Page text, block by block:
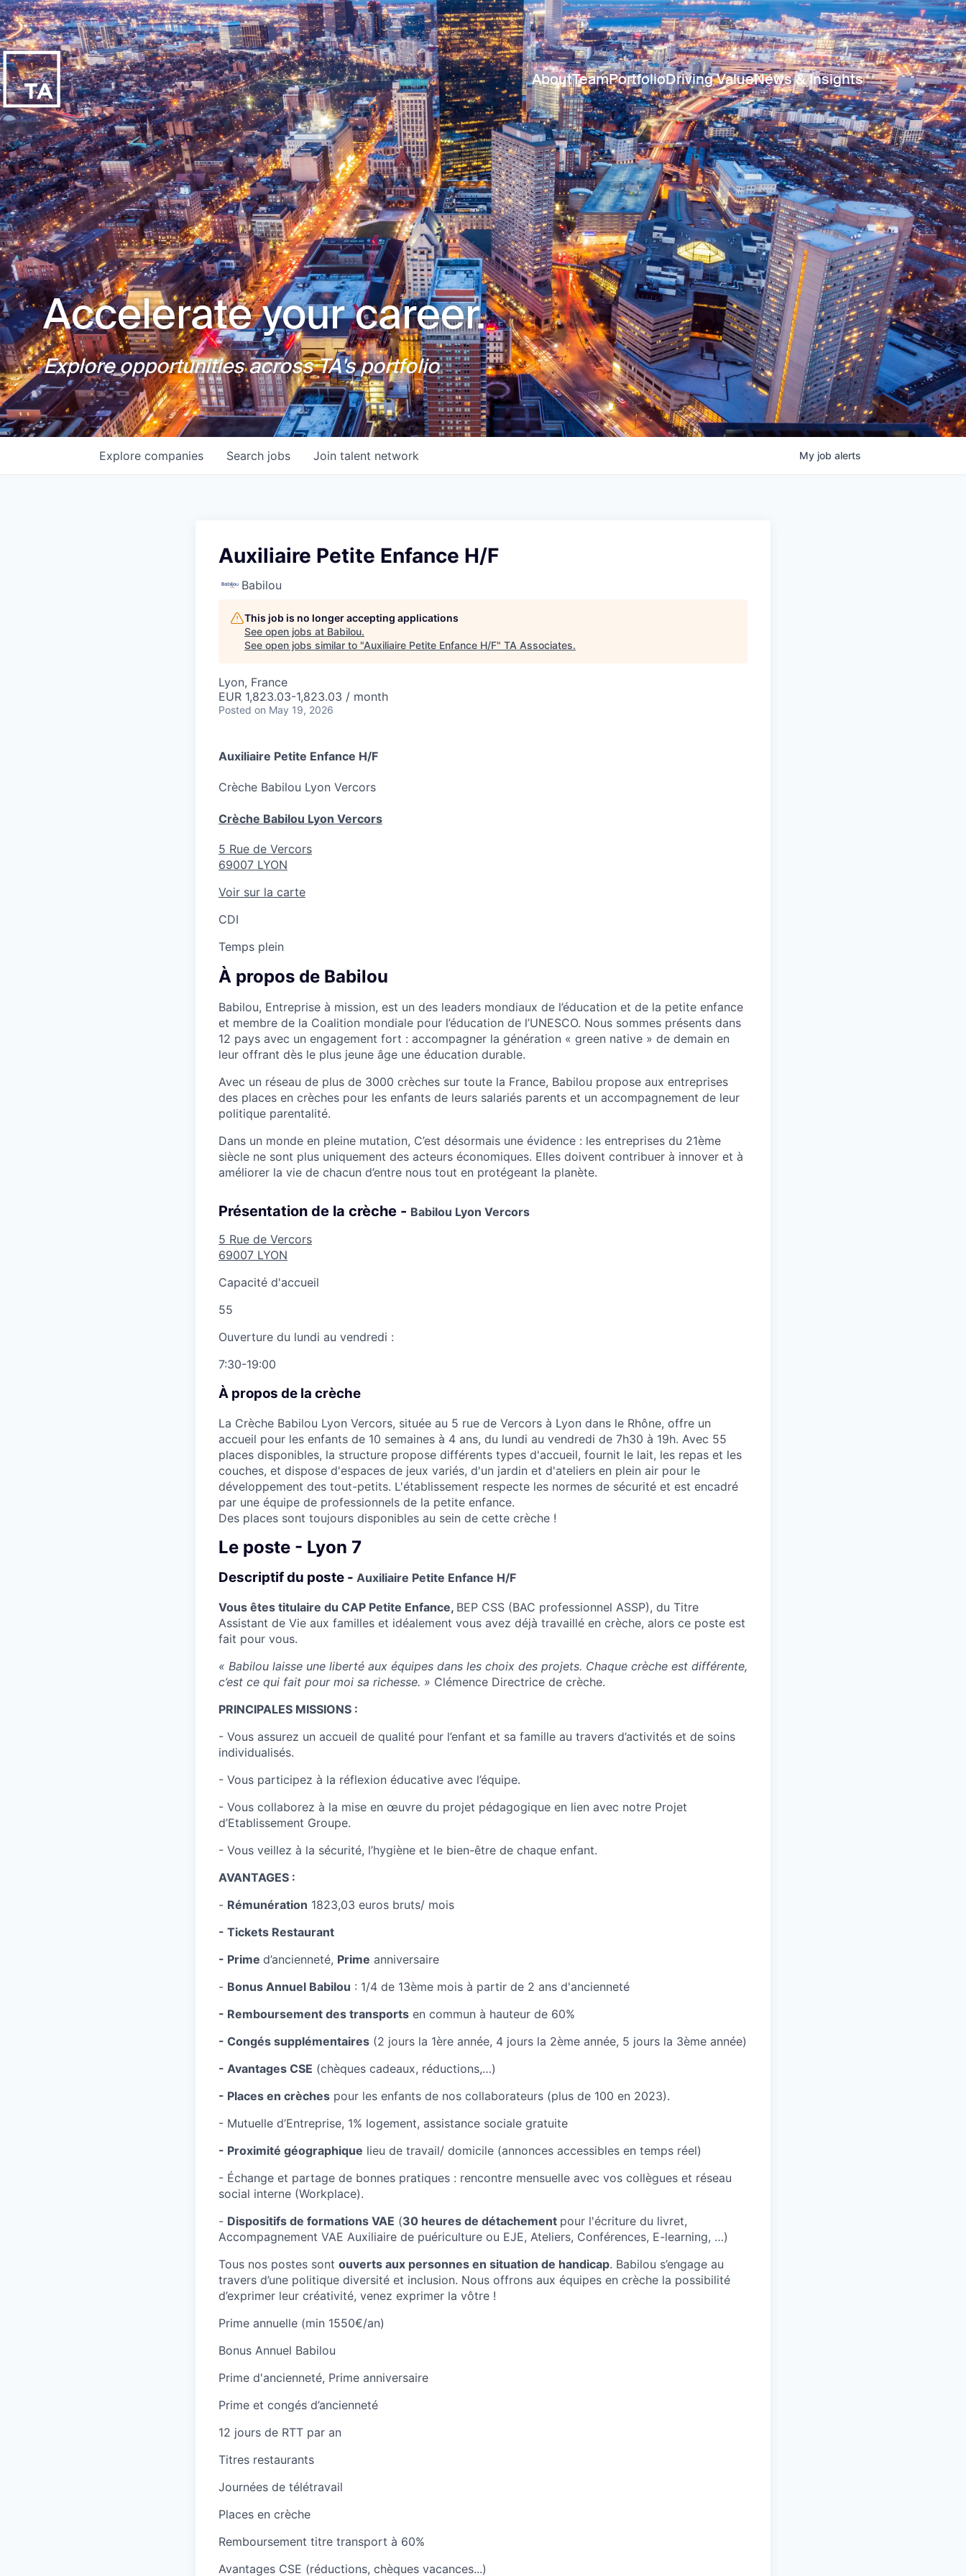
AboutTeamPortfolioDriving ValueNews & Insights
Accelerate your career.
Explore opportunities across TA's portfolio
Search jobs
Explore companies Join talent network My job alerts
Auxiliaire Petite Enfance H/F
Babilou
This job is no longer accepting applications
See open jobs at Babilou.
See open jobs similar to "Auxiliaire Petite Enfance H/F" TA Associates.
Lyon, France
EUR 1,823.03-1,823.03 / month
Posted on May 19, 2026
Auxiliaire Petite Enfance H/F
Crèche Babilou Lyon Vercors
Crèche Babilou Lyon Vercors
5 Rue de Vercors
69007 LYON
Voir sur la carte
CDI
Temps plein
À propos de Babilou
Babilou, Entreprise à mission, est un des leaders mondiaux de l’éducation et de la petite enfance
et membre de la Coalition mondiale pour l’éducation de l’UNESCO. Nous sommes présents dans
12 pays avec un engagement fort : accompagner la génération « green native » de demain en
leur offrant dès le plus jeune âge une éducation durable.
Avec un réseau de plus de 3000 crèches sur toute la France, Babilou propose aux entreprises
des places en crèches pour les enfants de leurs salariés parents et un accompagnement de leur
politique parentalité.
Dans un monde en pleine mutation, C’est désormais une évidence : les entreprises du 21ème
siècle ne sont plus uniquement des acteurs économiques. Elles doivent contribuer à innover et à
améliorer la vie de chacun d’entre nous tout en protégeant la planète.
Présentation de la crèche - Babilou Lyon Vercors
5 Rue de Vercors
69007 LYON
Capacité d'accueil
55
Ouverture du lundi au vendredi :
7:30-19:00
À propos de la crèche
La Crèche Babilou Lyon Vercors, située au 5 rue de Vercors à Lyon dans le Rhône, offre un
accueil pour les enfants de 10 semaines à 4 ans, du lundi au vendredi de 7h30 à 19h. Avec 55
places disponibles, la structure propose différents types d'accueil, fournit le lait, les repas et les
couches, et dispose d'espaces de jeux variés, d'un jardin et d'ateliers en plein air pour le
développement des tout-petits. L'établissement respecte les normes de sécurité et est encadré
par une équipe de professionnels de la petite enfance.
Des places sont toujours disponibles au sein de cette crèche !
Le poste - Lyon 7
Descriptif du poste - Auxiliaire Petite Enfance H/F
Vous êtes titulaire du CAP Petite Enfance, BEP CSS (BAC professionnel ASSP), du Titre
Assistant de Vie aux familles et idéalement vous avez déjà travaillé en crèche, alors ce poste est
fait pour vous.
« Babilou laisse une liberté aux équipes dans les choix des projets. Chaque crèche est différente,
c’est ce qui fait pour moi sa richesse. » Clémence Directrice de crèche.
PRINCIPALES MISSIONS :
- Vous assurez un accueil de qualité pour l’enfant et sa famille au travers d’activités et de soins
individualisés.
- Vous participez à la réflexion éducative avec l’équipe.
- Vous collaborez à la mise en œuvre du projet pédagogique en lien avec notre Projet
d’Etablissement Groupe.
- Vous veillez à la sécurité, l’hygiène et le bien-être de chaque enfant.
AVANTAGES :
- Rémunération 1823,03 euros bruts/ mois
- Tickets Restaurant
- Prime d’ancienneté, Prime anniversaire
- Bonus Annuel Babilou : 1/4 de 13ème mois à partir de 2 ans d'ancienneté
- Remboursement des transports en commun à hauteur de 60%
- Congés supplémentaires (2 jours la 1ère année, 4 jours la 2ème année, 5 jours la 3ème année)
- Avantages CSE (chèques cadeaux, réductions,…)
- Places en crèches pour les enfants de nos collaborateurs (plus de 100 en 2023).
- Mutuelle d’Entreprise, 1% logement, assistance sociale gratuite
- Proximité géographique lieu de travail/ domicile (annonces accessibles en temps réel)
- Échange et partage de bonnes pratiques : rencontre mensuelle avec vos collègues et réseau
social interne (Workplace).
- Dispositifs de formations VAE (30 heures de détachement pour l'écriture du livret,
Accompagnement VAE Auxiliaire de puériculture ou EJE, Ateliers, Conférences, E-learning, …)
Tous nos postes sont ouverts aux personnes en situation de handicap. Babilou s’engage au
travers d’une politique diversité et inclusion. Nous offrons aux équipes en crèche la possibilité
d’exprimer leur créativité, venez exprimer la vôtre !
Prime annuelle (min 1550€/an)
Bonus Annuel Babilou
Prime d'ancienneté, Prime anniversaire
Prime et congés d’ancienneté
12 jours de RTT par an
Titres restaurants
Journées de télétravail
Places en crèche
Remboursement titre transport à 60%
Avantages CSE (réductions, chèques vacances...)